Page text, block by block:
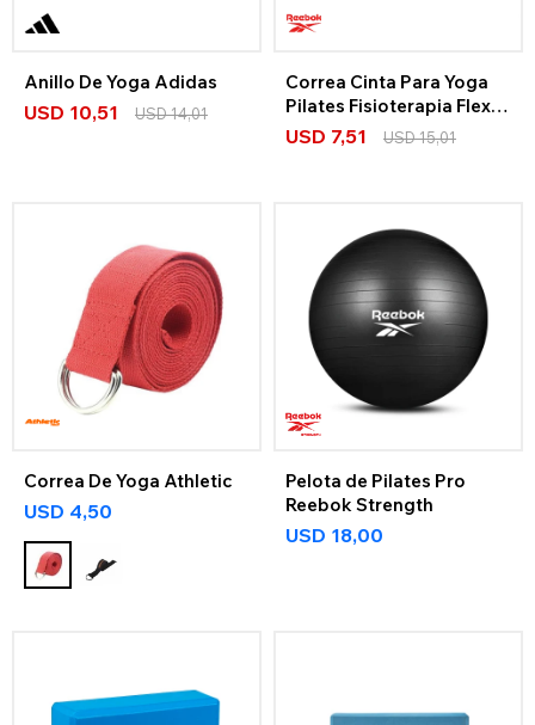
Anillo De Yoga Adidas
USD 10,51 USD14,01
Correa Cinta Para Yoga
Pilates Fisioterapia Flex
Reebok
USD 7,51 USD15,01
Correa De Yoga Athletic
USD 4,50
Pelota de Pilates Pro
Reebok Strength
USD 18,00